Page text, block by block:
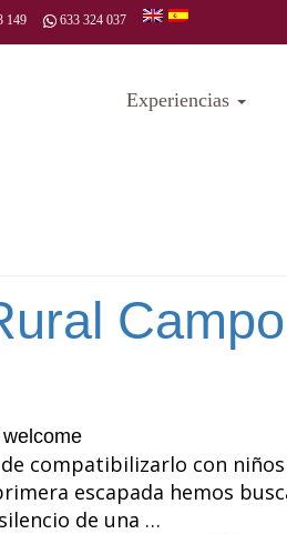
149 633 324 037
Experiencias
welcome
compatibilizarlo con
escapada hemos
de una …